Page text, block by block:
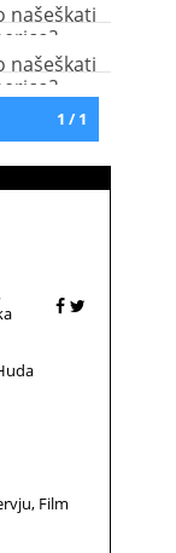
našeškati
našeškati
1 / 1
Film